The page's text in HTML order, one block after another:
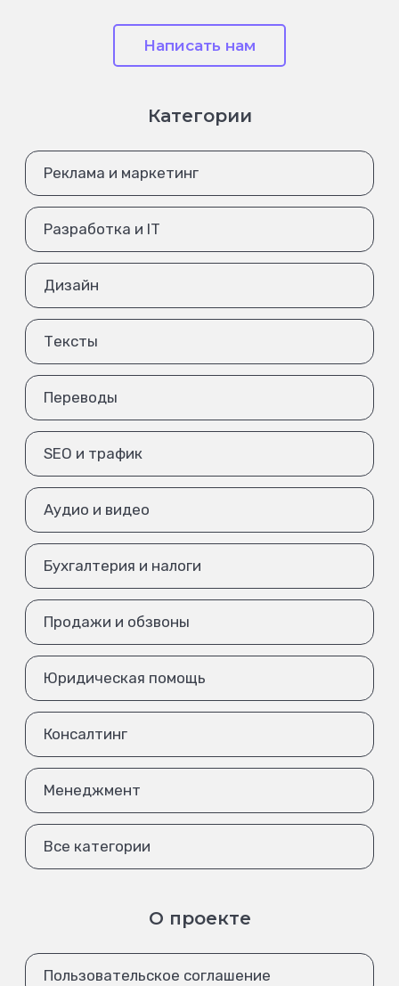
Написать нам
Категории
Реклама и маркетинг
Разработка и IT
Дизайн
Тексты
Переводы
SEO и трафик
Аудио и видео
Бухгалтерия и налоги
Продажи и обзвоны
Юридическая помощь
Консалтинг
Менеджмент
Все категории
О проекте
Пользовательское соглашение